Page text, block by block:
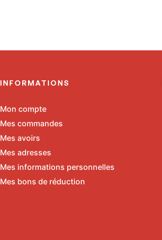
INFORMATIONS
Mon compte
Mes commandes
Mes avoirs
Mes adresses
Mes informations personnelles
Mes bons de réduction